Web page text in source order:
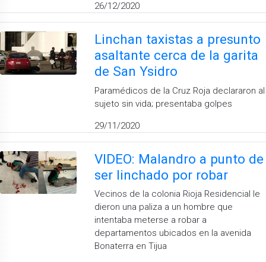
26/12/2020
Linchan taxistas a presunto
asaltante cerca de la garita
de San Ysidro
Paramédicos de la Cruz Roja declararon al
sujeto sin vida; presentaba golpes
29/11/2020
VIDEO: Malandro a punto de
ser linchado por robar
Vecinos de la colonia Rioja Residencial le
dieron una paliza a un hombre que
intentaba meterse a robar a
departamentos ubicados en la avenida
Bonaterra en Tijua